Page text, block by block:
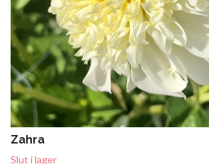
Zahra
Slut i lager